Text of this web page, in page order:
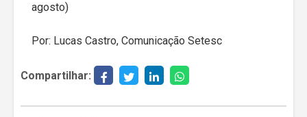
agosto)
Por: Lucas Castro, Comunicação Setesc
Compartilhar: